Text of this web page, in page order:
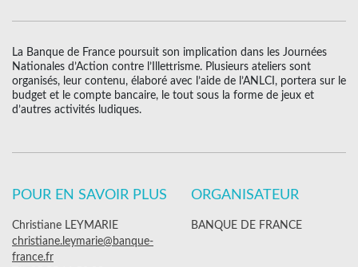
La Banque de France poursuit son implication dans les Journées
Nationales d’Action contre l’Illettrisme. Plusieurs ateliers sont
organisés, leur contenu, élaboré avec l’aide de l’ANLCI, portera sur le
budget et le compte bancaire, le tout sous la forme de jeux et
d’autres activités ludiques.
POUR EN SAVOIR PLUS
Christiane LEYMARIE
christiane.leymarie@banque-
france.fr
ORGANISATEUR
BANQUE DE FRANCE